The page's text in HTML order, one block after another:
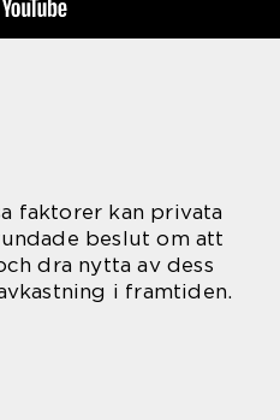
faktorer kan privata
beslut om att
dra nytta av dess
i framtiden.